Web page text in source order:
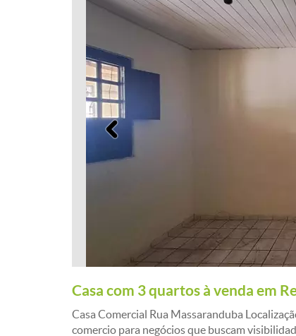
Anterior
Casa com 3 quartos à venda em
Casa Comercial Rua Massaranduba
comercio para negócios que buscam